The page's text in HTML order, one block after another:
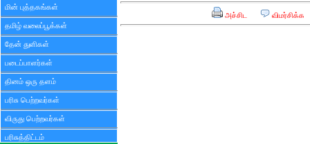
மின் புத்தகங்கள்
தமிழ் வலைப்பூக்கள்
தேன் துளிகள்
படைப்பாளர்கள்
தினம் ஒரு தளம்
பரிசு பெற்றவர்கள்
விருது பெற்றவர்கள்
பரிசுத்திட்டம்
அச்சிட விமர்சிக்க